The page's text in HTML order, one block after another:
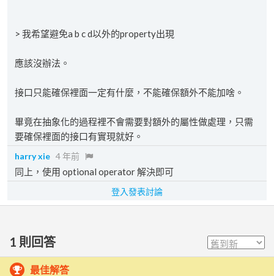
> 我希望避免a b c d以外的property出現
應該沒辦法。
接口只能確保裡面一定有什麼，不能確保額外不能加啥。
畢竟在抽象化的過程裡不會需要對額外的屬性做處理，只需
要確保裡面的接口有實現就好。
harry xie 4 年前
同上，使用 optional operator 解決即可
登入發表討論
1 則回答
最佳解答